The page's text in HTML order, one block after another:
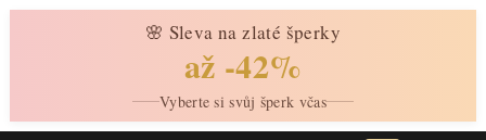
🌸 Sleva na zlaté šperky
až -42%
Vyberte si svůj šperk včas